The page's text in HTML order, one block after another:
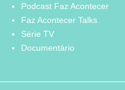
Podcast Faz Acontecer
Faz Acontecer Talks
Série TV
Documentário